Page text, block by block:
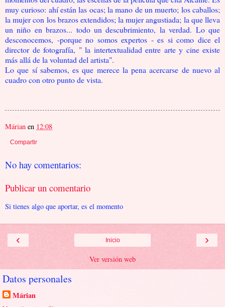
muy curioso: ahí están las ocas; la mano de un muerto; los caballos;
la mujer con los brazos extendidos; la mujer angustiada; la que lleva
un niño en brazos... todo un descubrimiento, la verdad. Lo que
desconocemos, -porque no somos expertos - es si como dice el
director de fotografía, " la intertextualidad entre arte y cine existe
más allá de la voluntad del artista".
Lo que sí sabemos, es que merece la pena acercarse de nuevo al
cuadro con otro punto de vista.
Márian en 12:08
Compartir
No hay comentarios:
Publicar un comentario
Si tienes algo que aportar, es el momento
‹ ›
Inicio
Ver versión web
Datos personales
Márian